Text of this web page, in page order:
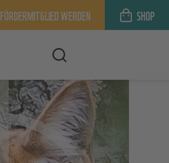
FÖRDERMITGLIED WERDEN SHOP